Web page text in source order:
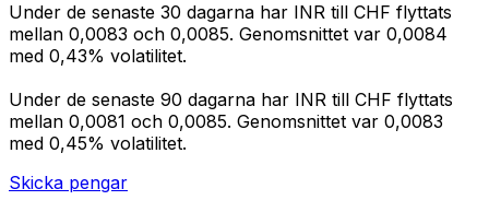
Under de senaste 30 dagarna har INR till CHF flyttats
mellan 0,0083 och 0,0085. Genomsnittet var 0,0084
med 0,43% volatilitet.
Under de senaste 90 dagarna har INR till CHF flyttats
mellan 0,0081 och 0,0085. Genomsnittet var 0,0083
med 0,45% volatilitet.
Skicka pengar